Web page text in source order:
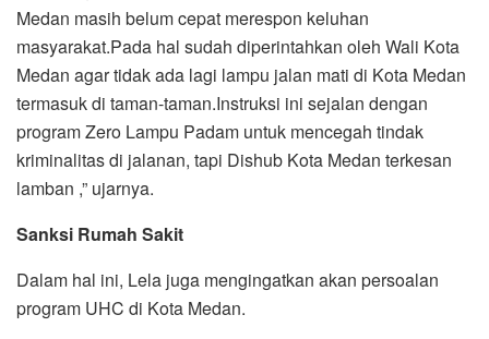
Medan masih belum cepat merespon keluhan
masyarakat.Pada hal sudah diperintahkan oleh Wali Kota
Medan agar tidak ada lagi lampu jalan mati di Kota Medan
termasuk di taman-taman.Instruksi ini sejalan dengan
program Zero Lampu Padam untuk mencegah tindak
kriminalitas di jalanan, tapi Dishub Kota Medan terkesan
lamban ,” ujarnya.
Sanksi Rumah Sakit
Dalam hal ini, Lela juga mengingatkan akan persoalan
program UHC di Kota Medan.